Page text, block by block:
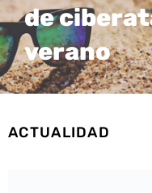
de
verano
ACTUALIDAD